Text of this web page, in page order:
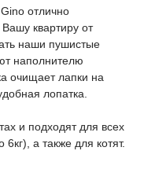
отлично
квартиру от
наши пушистые
наполнителю
очищает лапки на
лопатка.
и подходят для всех
а также для котят.